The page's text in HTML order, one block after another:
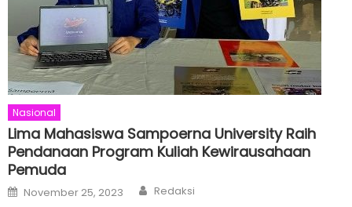
Nasional
Lima Mahasiswa Sampoerna University Raih
Pendanaan Program Kuliah Kewirausahaan
Pemuda
Posted
on
November 25, 2023 Author
Redaksi